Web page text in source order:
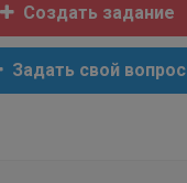
Создать задание
Задать свой вопрос